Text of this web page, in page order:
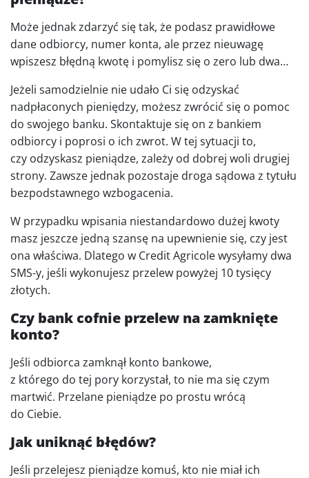
Może jednak zdarzyć się tak, że podasz prawidłowe
dane odbiorcy, numer konta, ale przez nieuwagę
wpiszesz błędną kwotę i pomylisz się o zero lub dwa…
Jeżeli samodzielnie nie udało Ci się odzyskać
nadpłaconych pieniędzy, możesz zwrócić się o pomoc
do swojego banku. Skontaktuje się on z bankiem
odbiorcy i poprosi o ich zwrot. W tej sytuacji to,
czy odzyskasz pieniądze, zależy od dobrej woli drugiej
strony. Zawsze jednak pozostaje droga sądowa z tytułu
bezpodstawnego wzbogacenia.
W przypadku wpisania niestandardowo dużej kwoty
masz jeszcze jedną szansę na upewnienie się, czy jest
ona właściwa. Dlatego w Credit Agricole wysyłamy dwa
SMS-y, jeśli wykonujesz przelew powyżej 10 tysięcy
złotych.
Czy bank cofnie przelew na zamknięte
konto?
Jeśli odbiorca zamknął konto bankowe,
z którego do tej pory korzystał, to nie ma się czym
martwić. Przelane pieniądze po prostu wrócą
do Ciebie.
Jak uniknąć błędów?
Jeśli przelejesz pieniądze komuś, kto nie miał ich